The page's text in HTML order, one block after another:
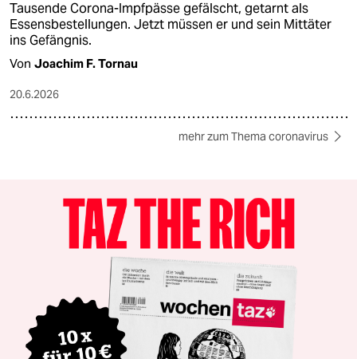
Tausende Corona-Impfpässe gefälscht, getarnt als
Essensbestellungen. Jetzt müssen er und sein Mittäter
ins Gefängnis.
Von Joachim F. Tornau
20.6.2026
mehr zum Thema coronavirus